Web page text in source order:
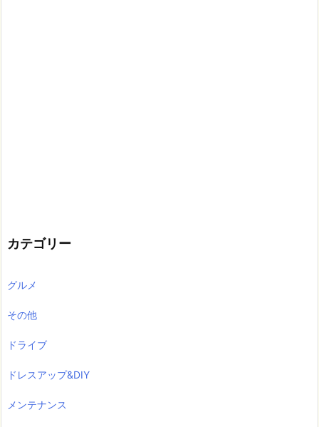
カテゴリー
グルメ
その他
ドライブ
ドレスアップ&DIY
メンテナンス